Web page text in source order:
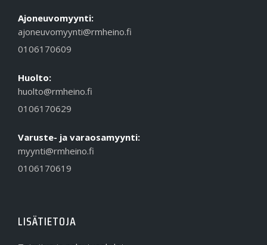
Ajoneuvomyynti:
ajoneuvomyynti@rmheino.fi
0106170609
Huolto:
huolto@rmheino.fi
0106170629
Varuste- ja varaosamyynti:
myynti@rmheino.fi
0106170619
LISÄTIETOJA